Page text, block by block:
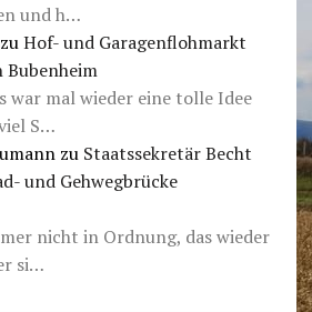
und h…
zu Hof- und Garagenflohmarkt
Bubenheim
war mal wieder eine tolle Idee
S…
zu Staatssekretär Becht
und Gehwegbrücke
nicht in Ordnung, das wieder
si…